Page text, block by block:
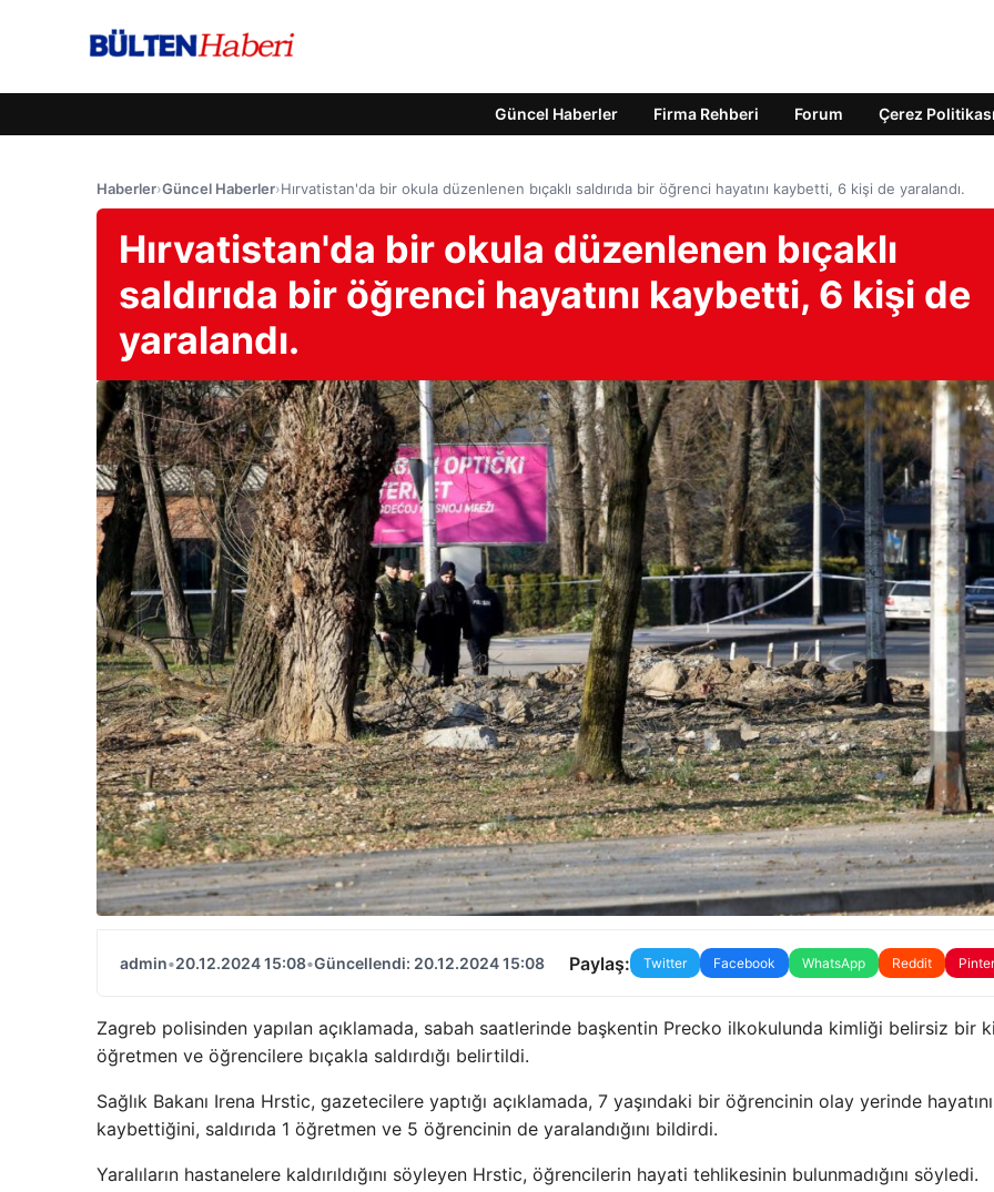
Güncel Haberler Firma Rehberi Forum Çerez Politikası
Haberler›Güncel Haberler›Hırvatistan'da bir okula düzenlenen bıçaklı saldırıda bir öğrenci hayatını kaybetti, 6 kişi de yaralandı.
Hırvatistan'da bir okula düzenlenen bıçaklı
saldırıda bir öğrenci hayatını kaybetti, 6 kişi de
yaralandı.
admin•20.12.2024 15:08•Güncellendi: 20.12.2024 15:08 Paylaş: Twitter Facebook WhatsApp Reddit
Zagreb polisinden yapılan açıklamada, sabah saatlerinde başkentin Precko ilkokulunda kimliği belirsiz bir
öğretmen ve öğrencilere bıçakla saldırdığı belirtildi.
Sağlık Bakanı Irena Hrstic, gazetecilere yaptığı açıklamada, 7 yaşındaki bir öğrencinin olay yerinde hayatını
kaybettiğini, saldırıda 1 öğretmen ve 5 öğrencinin de yaralandığını bildirdi.
Yaralıların hastanelere kaldırıldığını söyleyen Hrstic, öğrencilerin hayati tehlikesinin bulunmadığını söyledi.